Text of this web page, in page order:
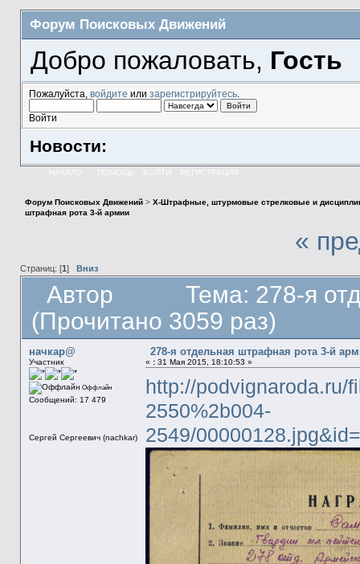
Форум Поисковых Движений
Добро пожаловать, Гость
Пожалуйста, войдите или зарегистрируйтесь.
Войти
Новости:
НАЧАЛО ПОМОЩЬ ВОЙТИ РЕГИСТРАЦИЯ
Форум Поисковых Движений> X-Штрафные, штурмовые стрелковые и
штрафная рота 3-й армии
«
Страниц: [1 ] Вниз
Автор
Тема: 278-я
(Прочитано 3059 раз)
начкар@
Участник
Оффлайн
Сообщений: 17 479
Сергей Сергеевич (nachkar)
278-я отдельная штрафная рота 3-й
« :31 Мая 2015, 18:10:53 »
http://podvignaroda.ru/
2550%2b004-
2549/